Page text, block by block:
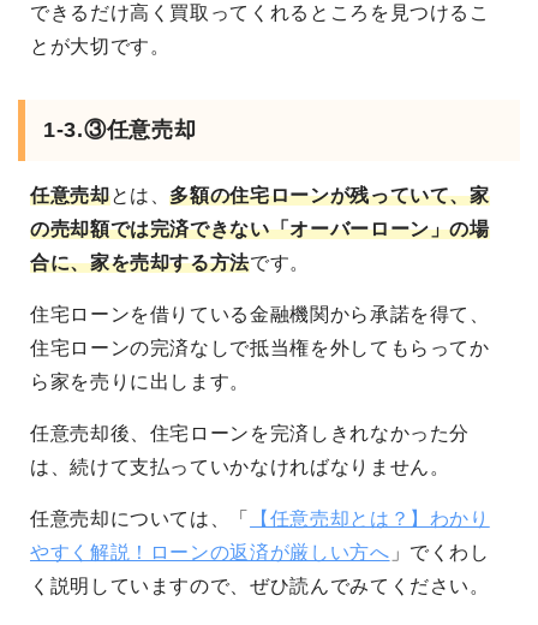
できるだけ高く買取ってくれるところを見つけるこ
とが大切です。
1-3.③任意売却
任意売却とは、多額の住宅ローンが残っていて、家
の売却額では完済できない「オーバーローン」の場
合に、家を売却する方法です。
住宅ローンを借りている金融機関から承諾を得て、
住宅ローンの完済なしで抵当権を外してもらってか
ら家を売りに出します。
任意売却後、住宅ローンを完済しきれなかった分
は、続けて支払っていかなければなりません。
任意売却については、「
【任意売却とは？】わかり
やすく解説！ローンの返済が厳しい方へ 」でくわし
く説明していますので、ぜひ読んでみてください。